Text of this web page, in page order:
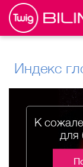
Индекс
К
для